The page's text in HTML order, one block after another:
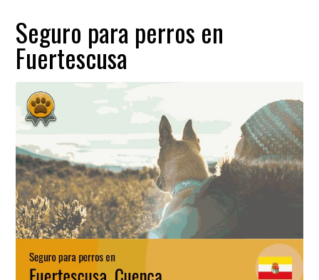
Seguro para perros en
Fuertescusa